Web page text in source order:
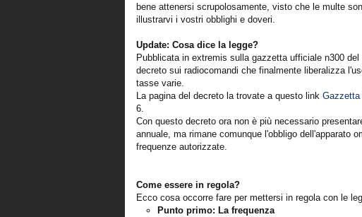
bene attenersi scrupolosamente, visto che le multe
illustrarvi i vostri obblighi e doveri.
Update: Cosa dice la legge?
Pubblicata in extremis sulla gazzetta ufficiale n300
decreto sui radiocomandi che finalmente liberalizza
tasse varie.
La pagina del decreto la trovate a questo link
6.
Con questo decreto ora non è più necessario
annuale, ma rimane comunque l'obbligo dell'apparato
frequenze autorizzate.
Come essere in regola?
Ecco cosa occorre fare per mettersi in regola con le
Punto primo: La frequenza